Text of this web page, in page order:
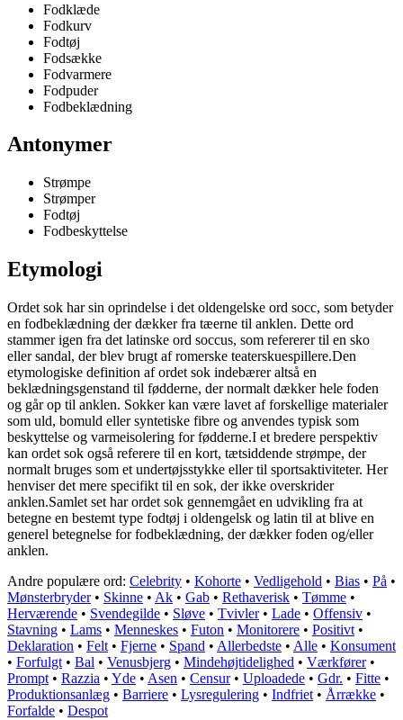
Fodklæde
Fodkurv
Fodtøj
Fodsække
Fodvarmere
Fodpuder
Fodbeklædning
Antonymer
Strømpe
Strømper
Fodtøj
Fodbeskyttelse
Etymologi
Ordet sok har sin oprindelse i det oldengelske ord socc, som betyder
en fodbeklædning der dækker fra tæerne til anklen. Dette ord
stammer igen fra det latinske ord soccus, som refererer til en sko
eller sandal, der blev brugt af romerske teaterskuespillere.Den
etymologiske definition af ordet sok indebærer altså en
beklædningsgenstand til fødderne, der normalt dækker hele foden
og går op til anklen. Sokker kan være lavet af forskellige materialer
som uld, bomuld eller syntetiske fibre og anvendes typisk som
beskyttelse og varmeisolering for fødderne.I et bredere perspektiv
kan ordet sok også referere til en kort, tætsiddende strømpe, der
normalt bruges som et undertøjsstykke eller til sportsaktiviteter. Her
henviser det mere specifikt til en sok, der ikke overskrider
anklen.Samlet set har ordet sok gennemgået en udvikling fra at
betegne en bestemt type fodtøj i oldengelsk og latin til at blive en
generel betegnelse for fodbeklædning, der dækker foden og/eller
anklen.
Andre populære ord: Celebrity • Kohorte • Vedligehold • Bias • På •
Mønsterbryder• Skinne • Ak • Gab • Rethaverisk • Tømme •
Herværende • Svendegilde • Sløve • Tvivler• Lade • Offensiv •
Stavning • Lams • Menneskes • Futon • Monitorere • Positivt •
Deklaration • Felt • Fjerne • Spand • Allerbedste • Alle • Konsument
• Forfulgt • Bal • Venusbjerg • Mindehøjtidelighed • Værkfører•
Prompt • Razzia • Yde • Asen • Censur• Uploadede • Gdr. • Fitte •
Produktionsanlæg • Barriere • Lysregulering • Indfriet • Årrække •
Forfalde • Despot